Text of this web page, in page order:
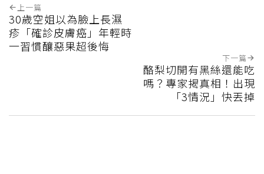
上一篇
30歲空姐以為臉上長濕
疹「確診皮膚癌」年輕時
一習慣釀惡果超後悔
下一篇
酪梨切開有黑絲還能吃
嗎？專家揭真相！出現
「3情況」快丟掉